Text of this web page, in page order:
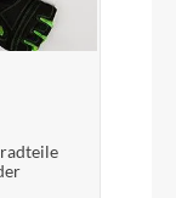
Cable
HIC